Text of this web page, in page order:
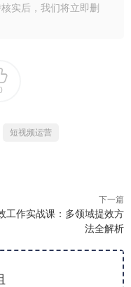
实后，我们将立即删
短视频运营
下一篇
工作实战课：多领域提效方
法全解析